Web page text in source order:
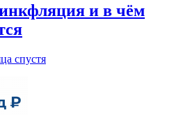
и в чём
спустя